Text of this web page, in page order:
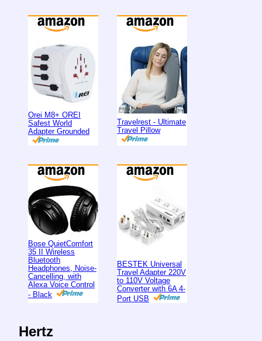
Orei M8+ OREI
Safest World
Adapter Grounded
Travelrest - Ultimate
Travel Pillow
Bose QuietComfort
35 II Wireless
Bluetooth
Headphones, Noise-
Cancelling, with
Alexa Voice Control
- Black
BESTEK Universal
Travel Adapter 220V
to 110V Voltage
Converter with 6A 4-
Port USB
Hertz